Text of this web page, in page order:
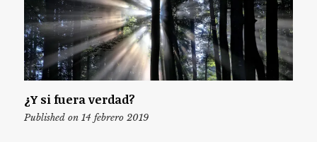
¿Y si fuera verdad?
Published on 14 febrero 2019